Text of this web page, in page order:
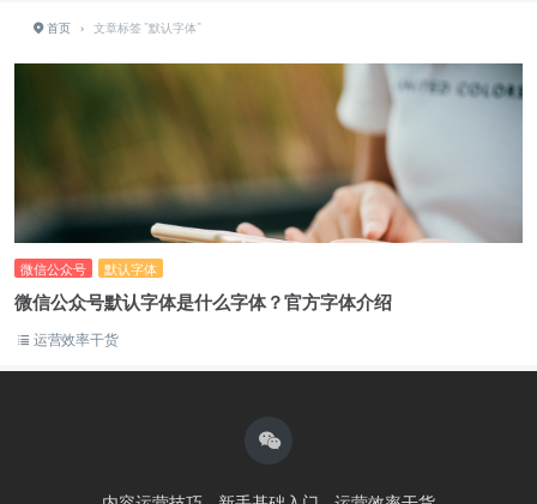
首页 › 文章标签 "默认字体"
微信公众号 默认字体
微信公众号默认字体是什么字体？官方字体介绍
运营效率干货